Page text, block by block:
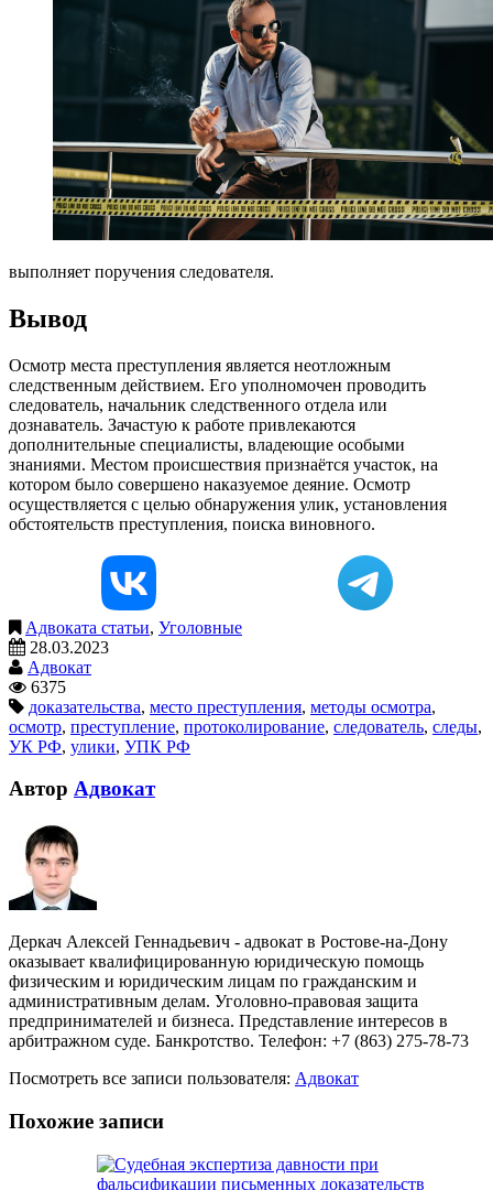
выполняет поручения следователя.
Вывод
Осмотр места преступления является неотложным
следственным действием. Его уполномочен проводить
следователь, начальник следственного отдела или
дознаватель. Зачастую к работе привлекаются
дополнительные специалисты, владеющие особыми
знаниями. Местом происшествия признаётся участок, на
котором было совершено наказуемое деяние. Осмотр
осуществляется с целью обнаружения улик, установления
обстоятельств преступления, поиска виновного.
Адвоката статьи, Уголовные
28.03.2023
Адвокат
6375
доказательства, место преступления, методы осмотра,
осмотр, преступление, протоколирование, следователь, следы,
УК РФ, улики, УПК РФ
Автор Адвокат
Деркач Алексей Геннадьевич - адвокат в Ростове-на-Дону
оказывает квалифицированную юридическую помощь
физическим и юридическим лицам по гражданским и
административным делам. Уголовно-правовая защита
предпринимателей и бизнеса. Представление интересов в
арбитражном суде. Банкротство. Телефон: +7 (863) 275-78-73
Посмотреть все записи пользователя: Адвокат
Похожие записи